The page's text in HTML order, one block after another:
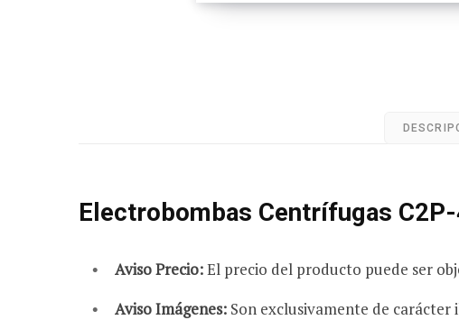
Electrobombas Centrífugas
Aviso Precio:El precio del producto puede ser
Aviso Imágenes: Son exclusivamente de